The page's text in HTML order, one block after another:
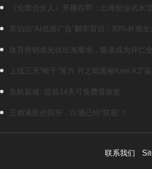
《伦敦合伙人》开播在即：出海创业试水
费反向种草
苏泊尔“AI低俗广告”翻车背后：83%外资
量频发的负循环
体育营销成光伏出海重地，隆基成为拜仁
上线三天“榨干”算力 月之暗面被Kimi K3“
东航新规: 提前14天可免费退改签
五粮液批价回升，白酒已经“筑底”？
联系我们